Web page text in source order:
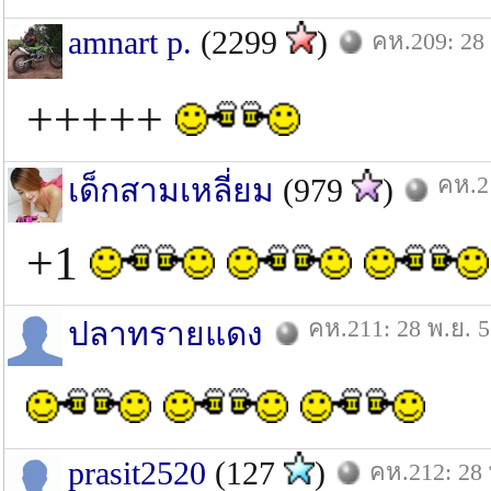
amnart p. (2299 ) คห.209:
+++++
เด็กสามเหลี่ยม (979 ) คห
+1
ปลาทรายแดง คห.211: 28 พ.ย.
prasit2520 (127 ) คห.212: 28